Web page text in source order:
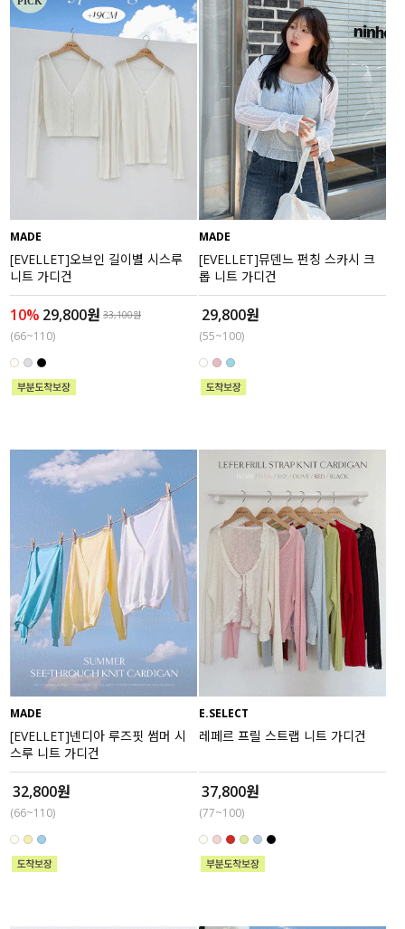
팬츠
원피스
스커트
언더웨어/파자마
코디템
FIT ZOOM
ACC
MADE
[EVELLET]오브인 길이별 시스루
니트 가디건
10% 29,800원 33,100원
(66~110)
MADE
[EVELLET]뮤덴느 펀칭 스카시 크
롭 니트 가디건
29,800원
(55~100)
MADE
[EVELLET]넨디아 루즈핏 썸머 시
스루 니트 가디건
32,800원
(66~110)
E.SELECT
레페르 프릴 스트랩 니트 가디건
37,800원
(77~100)